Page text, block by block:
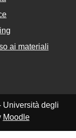
ai materiali
Università degli
Moodle